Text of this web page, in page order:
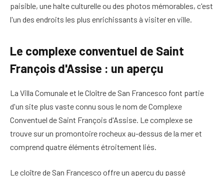
paisible, une halte culturelle ou des photos mémorables, c'est
l'un des endroits les plus enrichissants à visiter en ville.
Le complexe conventuel de Saint
François d'Assise : un aperçu
La Villa Comunale et le Cloître de San Francesco font partie
d'un site plus vaste connu sous le nom de Complexe
Conventuel de Saint François d'Assise. Le complexe se
trouve sur un promontoire rocheux au-dessus de la mer et
comprend quatre éléments étroitement liés.
Le cloître de San Francesco offre un aperçu du passé